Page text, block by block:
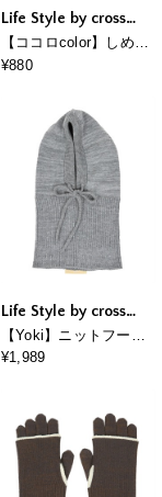
Life Style by cross
marche
【ココロcolor】しめつ
けにくいメンズライン
¥880
Life Style by cross
marche
【Yoki】ニットフード
バラクラバ
¥1,989